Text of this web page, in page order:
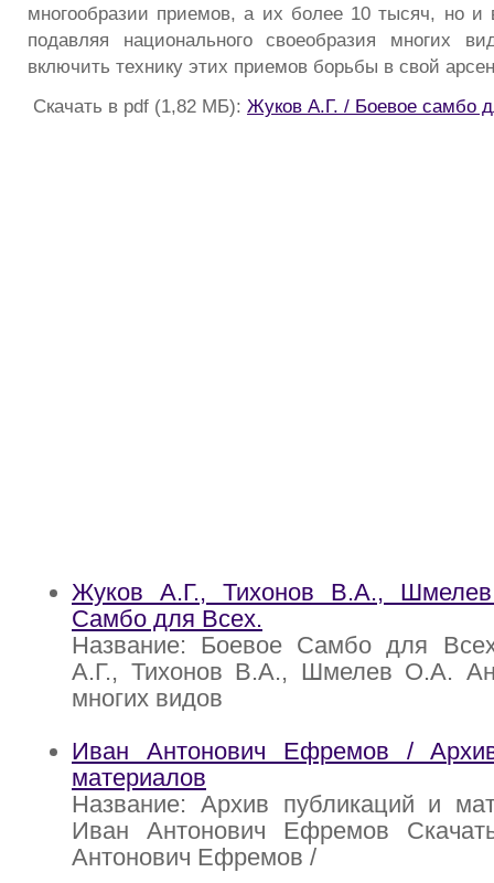
многообразии приемов, а их более 10 тысяч, но
подавляя национального своеобразия многих
включить технику этих приемов борьбы в свой
Скачать в pdf (1,82 МБ): Жуков А.Г. / Боевое самбо
Жуков А.Г., Тихонов В.А.,
Самбо для Всех.
Название: Боевое Самбо для
А.Г., Тихонов В.А., Шмелев О.А.
многих видов
Иван Антонович Ефремов /
материалов
Название: Архив публикаций и
Иван Антонович Ефремов
Антонович Ефремов /